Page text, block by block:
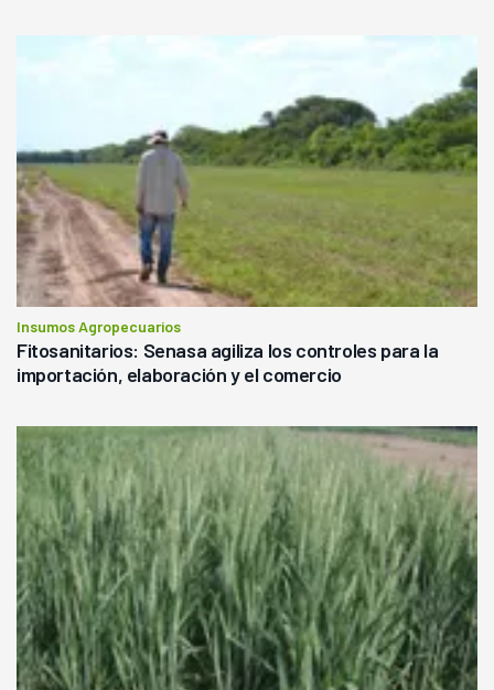
Insumos Agropecuarios
Fitosanitarios: Senasa agiliza los controles para la
importación, elaboración y el comercio